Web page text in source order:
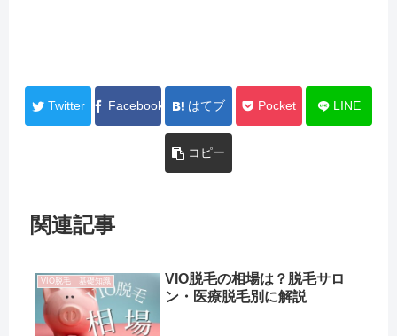
Twitter Facebook はてブ Pocket LINE
コピー
関連記事
VIO脱毛 基礎知識
VIO脱毛の相場は？脱毛サロ
ン・医療脱毛別に解説